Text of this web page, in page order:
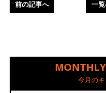
前の記事へ 一
今月の